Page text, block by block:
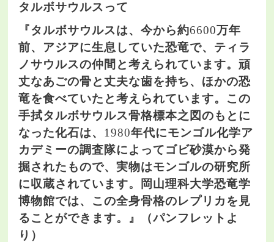
タルボサウルスって
『タルボサウルスは、今から約6600万年
前、アジアに生息していた恐竜で、ティラ
ノサウルスの仲間と考えられています。頑
丈なあごの骨と丈夫な歯を持ち、ほかの恐
竜を食べていたと考えられています。この
手拭タルボサウルス骨格標本之図のもとに
なった化石は、 1980年代にモンゴル化学ア
カデミーの調査隊によってゴビ砂漠から発
掘されたもので、実物はモンゴルの研究所
に収蔵されています。岡山理科大学恐竜学
博物館では、この全身骨格のレプリカを見
ることができます。』（パンフレットよ
り）